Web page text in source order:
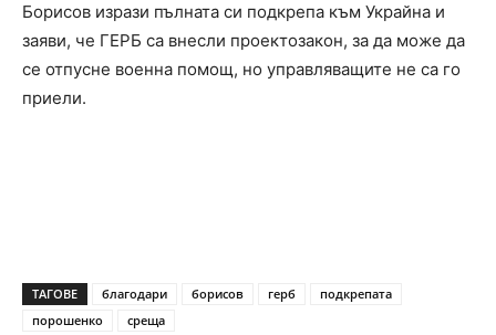
Борисов изрази пълната си подкрепа към Украйна и
заяви, че ГЕРБ са внесли проектозакон, за да може да
се отпусне военна помощ, но управляващите не са го
приели.
ТАГОВЕ благодари борисов герб
подкрепата
порошенко
среща